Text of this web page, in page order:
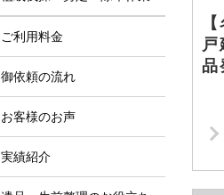
品
ご利用料金
御依頼の流れ
お客様のお声
実績紹介